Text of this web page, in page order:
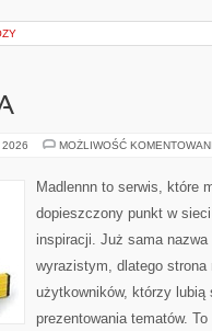
2026 MOŻLIWOŚĆ
Madlennn to serwis, które
dopieszczony punkt w
inspiracji. Już sama
wyrazistym, dlatego
użytkowników, którzy lubią
prezentowania tematów.